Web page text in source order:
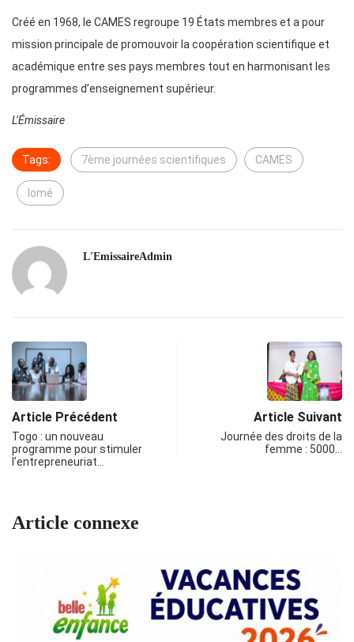
Créé en 1968, le CAMES regroupe 19 États membres et a pour
mission principale de promouvoir la coopération scientifique et
académique entre ses pays membres tout en harmonisant les
programmes d’enseignement supérieur.
L’Émissaire
Tags: 7ème journées scientifiques CAMES
lomé
L'EmissaireAdmin
Article Précédent
Togo : un nouveau
programme pour stimuler
l’entrepreneuriat…
Article Suivant
Journée des droits de la
femme : 5000…
Article connexe